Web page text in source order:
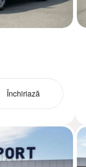
Închiriază